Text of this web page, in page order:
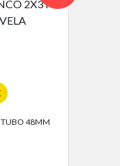
TUBO 48MM